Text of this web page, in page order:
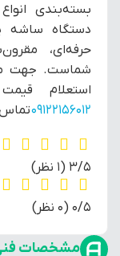
بسته‌بندی
حرفه‌ای،
شماست. جهت
استعلام
09122156012تماس
‫3/5 ‫(1 نظر)
‫0/5 ‫(0 نظر)
مشخصات